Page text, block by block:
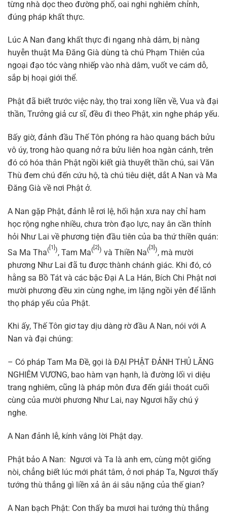
từng nhà dọc theo đường phố, oai nghi nghiêm chỉnh,
đúng pháp khất thực.
Lúc A Nan đang khất thực đi ngang nhà dâm, bị nàng
huyễn thuật Ma Đăng Già dùng tà chú Phạm Thiên của
ngoại đạo tóc vàng nhiếp vào nhà dâm, vuốt ve cám dỗ,
sắp bị hoại giới thể.
Phật đã biết trước việc này, thọ trai xong liền về, Vua và đại
thần, Trưởng giả cư sĩ, đều đi theo Phật, xin nghe pháp yếu.
Bấy giờ, đảnh đầu Thế Tôn phóng ra hào quang bách bửu
vô úy, trong hào quang nở ra bửu liên hoa ngàn cánh, trên
đó có hóa thân Phật ngồi kiết già thuyết thần chú, sai Văn
Thù đem chú đến cứu hộ, tà chú tiêu diệt, dắt A Nan và Ma
Đăng Già về nơi Phật ở.
A Nan gặp Phật, đảnh lễ rơi lệ, hối hận xưa nay chỉ ham
học rộng nghe nhiều, chưa tròn đạo lực, nay ân cần thỉnh
hỏi Như Lai về phương tiện đầu tiên của ba thứ thiền quán:
Sa Ma Tha([1]), Tam Ma([2]) và Thiền Na([3]), mà mười
phương Như Lai đã tu được thành chánh giác. Khi đó, có
hằng sa Bồ Tát và các bậc Đại A La Hán, Bích Chi Phật nơi
mười phương đều xin cùng nghe, im lặng ngồi yên để lãnh
thọ pháp yếu của Phật.
Khi ấy, Thế Tôn giơ tay dịu dàng rờ đầu A Nan, nói với A
Nan và đại chúng:
– Có pháp Tam Ma Đề, gọi là ĐẠI PHẬT ĐẢNH THỦ LĂNG
NGHIÊM VƯƠNG, bao hàm vạn hạnh, là đường lối vi diệu
trang nghiêm, cũng là pháp môn đưa đến giải thoát cuối
cùng của mười phương Như Lai, nay Ngươi hãy chú ý
nghe.
A Nan đảnh lễ, kính vâng lời Phật dạy.
Phật bảo A Nan: Ngươi và Ta là anh em, cùng một giống
nòi, chẳng biết lúc mới phát tâm, ở nơi pháp Ta, Ngươi thấy
tướng thù thắng gì liền xả ân ái sâu nặng của thế gian?
A Nan bạch Phật: Con thấy ba mươi hai tướng thù thắng